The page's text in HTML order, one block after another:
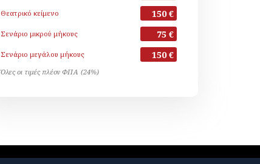
Θεατρικό κείμενο 150 €
Σενάριο μικρού μήκους 75 €
Σενάριο μεγάλου μήκους 150 €
Όλες οι τιμές πλέον ΦΠΑ (24%)